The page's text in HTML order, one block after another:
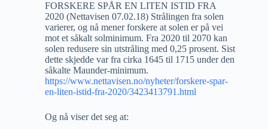
FORSKERE SPÅR EN LITEN ISTID FRA
2020 (Nettavisen 07.02.18) Strålingen fra solen
varierer, og nå mener forskere at solen er på vei
mot et såkalt solminimum. Fra 2020 til 2070 kan
solen redusere sin utstråling med 0,25 prosent. Sist
dette skjedde var fra cirka 1645 til 1715 under den
såkalte Maunder-minimum.
https://www.nettavisen.no/nyheter/forskere-spar-
en-liten-istid-fra-2020/3423413791.html
Og nå viser det seg at: